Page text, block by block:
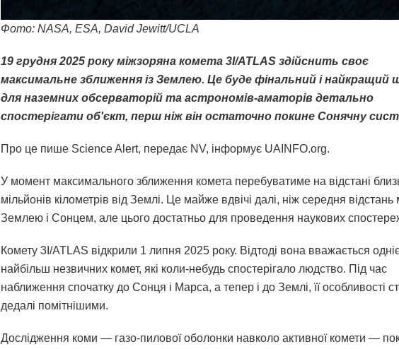
Фото: NASA, ESA, David Jewitt/UCLA
19 грудня 2025 року міжзоряна комета 3I/ATLAS здійснить своє
максимальне зближення із Землею. Це буде фінальний і найкращий
для наземних обсерваторій та астрономів-аматорів детально
спостерігати об'єкт, перш ніж він остаточно покине Сонячну
Про це пише Science Alert, передає NV, інформує UAINFO.org.
У момент максимального зближення комета перебуватиме на відстані
мільйонів кілометрів від Землі. Це майже вдвічі далі, ніж середня відстань
Землею і Сонцем, але цього достатньо для проведення наукових
Комету 3I/ATLAS відкрили 1 липня 2025 року. Відтоді вона вважається
найбільш незвичних комет, які коли-небудь спостерігало людство. Під час
наближення спочатку до Сонця і Марса, а тепер і до Землі, її особливості
дедалі помітнішими.
Дослідження коми — газо-пилової оболонки навколо активної комети —